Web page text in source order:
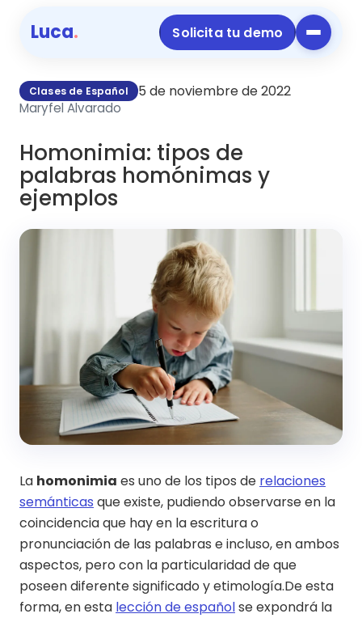
Luca. Solicita tu demo
Clases de Español 5 de noviembre de 2022
Maryfel Alvarado
Homonimia: tipos de
palabras homónimas y
ejemplos
La homonimia es uno de los tipos de relaciones
semánticas que existe, pudiendo observarse en la
coincidencia que hay en la escritura o
pronunciación de las palabras e incluso, en ambos
aspectos, pero con la particularidad de que
poseen diferente significado y etimología.De esta
forma, en esta lección de españolse expondrá la